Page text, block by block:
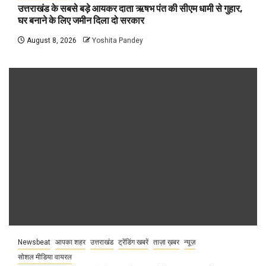
उत्तराखंड के सबसे बड़े आयकर दाता ऋषभ पंत की सीएम धामी से गुहार,
घर बनाने के लिए जमीन दिला दो सरकार
August 8, 2026 Yoshita Pandey
Newsbeat आपका शहर उत्तराखंड ट्रेंडिंग खबरें ताज़ा ख़बर न्यूज़
सोशल मीडिया वायरल